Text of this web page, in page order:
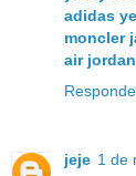
adidas
moncler
air
jeje 1 de